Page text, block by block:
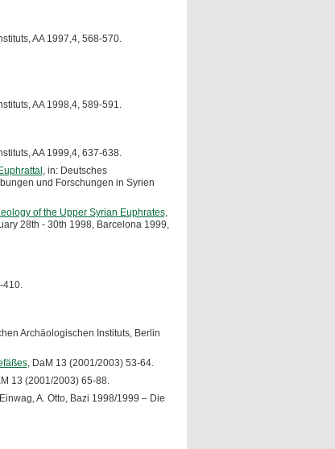
AA 1997,4, 568-570.
AA 1998,4, 589-591.
AA 1999,4, 637-638.
, in: Deutsches
und Forschungen in Syrien
of the Upper Syrian Euphrates,
28th - 30th 1998, Barcelona 1999,
410.
Archäologischen Instituts, Berlin
, DaM 13 (2001/2003) 53-64.
13 (2001/2003) 65-88.
A. Otto, Bazi 1998/1999 – Die